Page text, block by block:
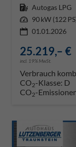
Kraftstoff Autogas LPG
Leistung 90 kW (122
01.01.2026
25.219,– €
incl. 19% MwSt.
Verbrauch
CO2-Klasse: D
CO2-